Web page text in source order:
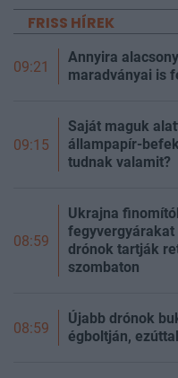
FRISS HÍREK
09:21
Annyira
maradványai is
09:15
Saját maguk
állampapír-
tudnak valamit?
08:59
Ukrajna
fegyvergyárakat
drónok tartják
szombaton
08:59
Újabb drónok
égboltján,